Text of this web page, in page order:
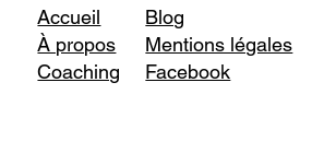
Accueil
À propos
Coaching
Blog
Mentions légales
Facebook